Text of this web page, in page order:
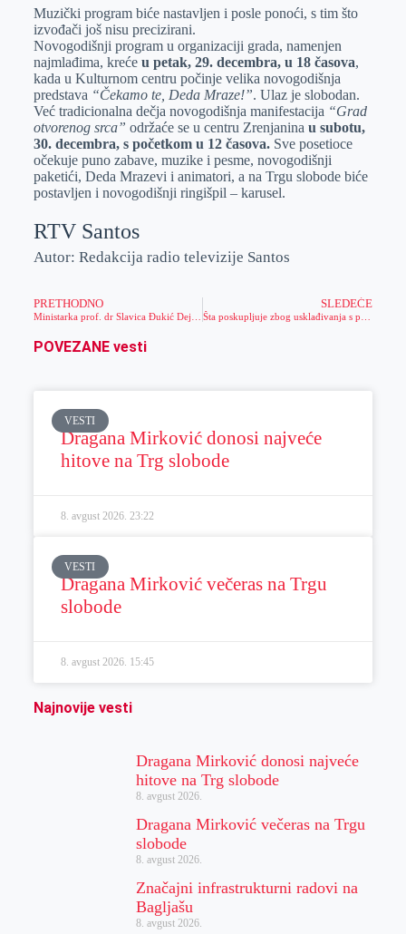
Muzički program biće nastavljen i posle ponoći, s tim što
izvođači još nisu precizirani.
Novogodišnji program u organizaciji grada, namenjen
najmlađima, kreće u petak, 29. decembra, u 18 časova,
kada u Kulturnom centru počinje velika novogodišnja
predstava “Čekamo te, Deda Mraze!”. Ulaz je slobodan.
Već tradicionalna dečja novogodišnja manifestacija “Grad
otvorenog srca” održaće se u centru Zrenjanina u subotu,
30. decembra, s početkom u 12 časova.Sve posetioce
očekuje puno zabave, muzike i pesme, novogodišnji
paketići, Deda Mrazevi i animatori, a na Trgu slobode biće
postavljen i novogodišnji ringišpil – karusel.
RTV Santos
Autor: Redakcija radio televizije Santos
PRETHODNO SLEDEĆE
POVEZANE vesti
VESTI
Dragana Mirković donosi najveće
hitove na Trg slobode
8. avgust 2026. 23:22
VESTI
Dragana Mirković večeras na Trgu
slobode
8. avgust 2026. 15:45
Najnovije vesti
Dragana Mirković donosi najveće
hitove na Trg slobode
8. avgust 2026.
Dragana Mirković večeras na Trgu
slobode
8. avgust 2026.
Značajni infrastrukturni radovi na
Bagljašu
8. avgust 2026.